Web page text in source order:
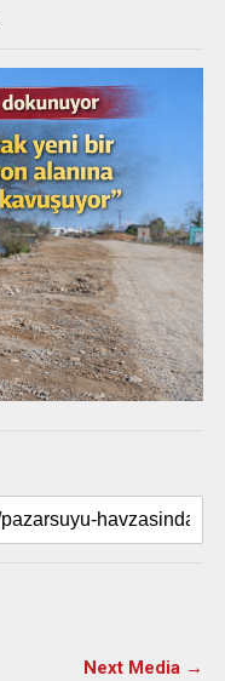
Next Media →